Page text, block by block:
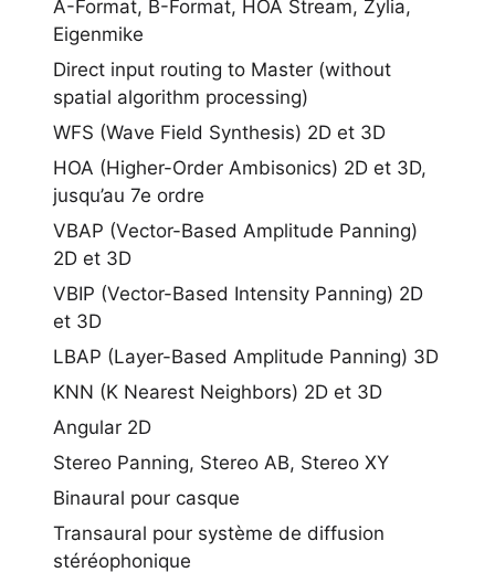
A-Format, B-Format, HOA Stream, Zylia,
Eigenmike
Direct input routing to Master (without
spatial algorithm processing)
WFS (Wave Field Synthesis) 2D et 3D
HOA (Higher-Order Ambisonics) 2D et 3D,
jusqu’au 7e ordre
VBAP (Vector-Based Amplitude Panning)
2D et 3D
VBIP (Vector-Based Intensity Panning) 2D
et 3D
LBAP (Layer-Based Amplitude Panning) 3D
KNN (K Nearest Neighbors) 2D et 3D
Angular 2D
Stereo Panning, Stereo AB, Stereo XY
Binaural pour casque
Transaural pour système de diffusion
stéréophonique